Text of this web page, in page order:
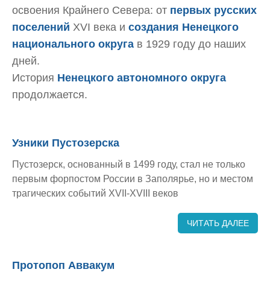
освоения Крайнего Севера: от первых русских
поселений XVI века и создания Ненецкого
национального округа в 1929 году до наших
дней.
История Ненецкого автономного округа
продолжается.
Узники Пустозерска
Пустозерск, основанный в 1499 году, стал не только
первым форпостом России в Заполярье, но и местом
трагических событий XVII-XVIII веков
ЧИТАТЬ ДАЛЕЕ
Протопоп Аввакум